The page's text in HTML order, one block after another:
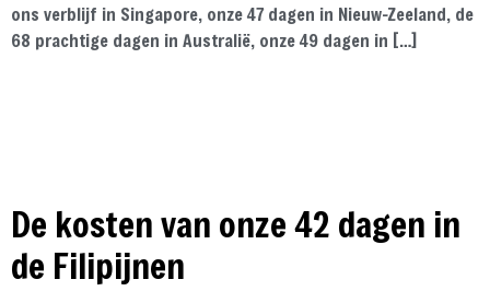
ons verblijf in Singapore, onze 47 dagen in Nieuw-Zeeland, de
68 prachtige dagen in Australië, onze 49 dagen in […]
De kosten van onze 42 dagen in
de Filipijnen